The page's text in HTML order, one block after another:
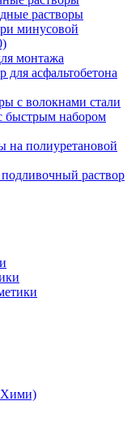
растворы
минусовой
монтажа
асфальтобетона
с волокнами стали
быстрым набором
на полиуретановой
раствор
Хими)